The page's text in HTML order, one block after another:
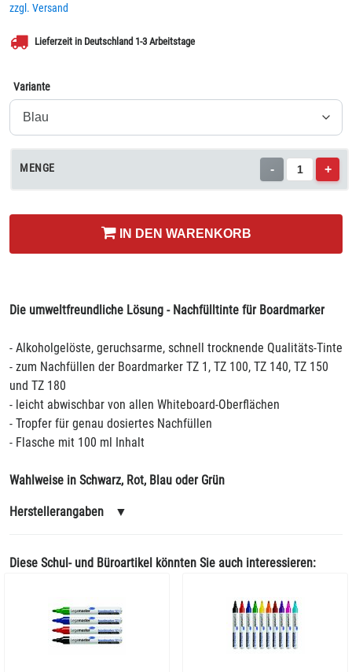
zzgl. Versand
Lieferzeit in Deutschland 1-3 Arbeitstage
Variante
MENGE - +
IN DEN WARENKORB
Die umweltfreundliche Lösung - Nachfülltinte für Boardmarker
- Alkoholgelöste, geruchsarme, schnell trocknende Qualitäts-Tinte
- zum Nachfüllen der Boardmarker TZ 1, TZ 100, TZ 140, TZ 150
und TZ 180
- leicht abwischbar von allen Whiteboard-Oberflächen
- Tropfer für genau dosiertes Nachfüllen
- Flasche mit 100 ml Inhalt
Wahlweise in Schwarz, Rot, Blau oder Grün
Herstellerangaben ▼
Diese Schul- und Büroartikel könnten Sie auch interessieren: